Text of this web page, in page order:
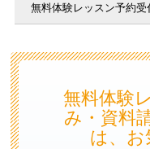
無料体験レッスン予約受
無料体験
み・資料
は、お